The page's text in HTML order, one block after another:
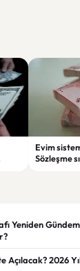
Evim
Sözleşme
Yeniden
Açılacak? 2026